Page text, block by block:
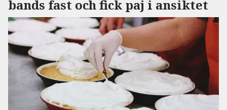
bands fast och fick paj i ansiktet